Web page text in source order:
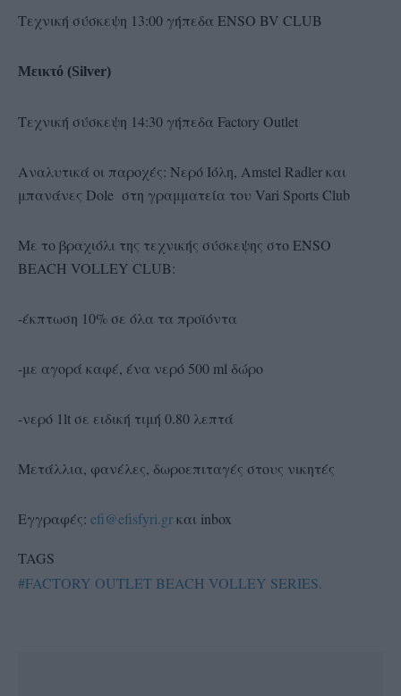
Τεχνική σύσκεψη 13:00 γήπεδα ENSO BV CLUB
Μεικτό (Silver)
Τεχνική σύσκεψη 14:30 γήπεδα Factory Outlet
Αναλυτικά οι παροχές: Νερό Ιόλη, Αmstel Radler και
μπανάνες Dole στη γραμματεία του Vari Sports Club
Με το βραχιόλι της τεχνικής σύσκεψης στο ENSO
BEACH VOLLEY CLUB:
-έκπτωση 10% σε όλα τα προϊόντα
-με αγορά καφέ, ένα νερό 500 ml δώρο
-νερό 1lt σε ειδική τιμή 0.80 λεπτά
Μετάλλια, φανέλες, δωροεπιταγές στους νικητές
Εγγραφές: efi@efisfyri.grκαι inbox
TAGS
#FACTORY OUTLET BEACH VOLLEY SERIES.